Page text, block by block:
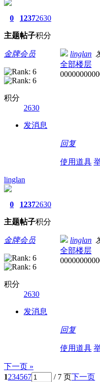
0
主题
1237
帖子
2630
积分
金牌会员
积分
2630
发消息
linglan
全部楼层
回复
使用道具
linglan
0
主题
1237
帖子
2630
积分
金牌会员
积分
2630
发消息
linglan
全部楼层
回复
使用道具
下一页 »
1234567 / 7 页下一页